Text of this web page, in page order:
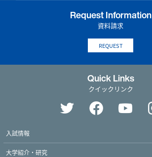
Request Information
資料請求
REQUEST
Quick Links
クイックリンク
入試情報
大学紹介・研究